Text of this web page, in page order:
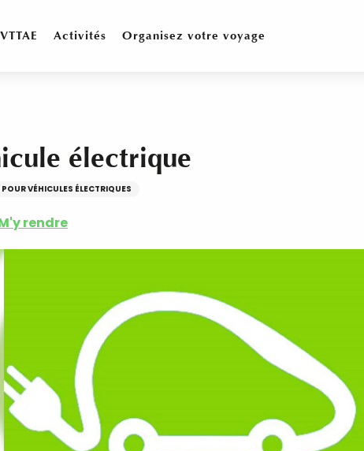
Activités Organisez votre voyage
électrique
VÉHICULES ÉLECTRIQUES
rendre